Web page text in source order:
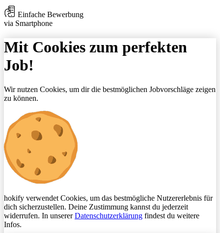
Einfache Bewerbung
via Smartphone
Mit Cookies zum perfekten
Job!
Wir nutzen Cookies, um dir die bestmöglichen Jobvorschläge zeigen
zu können.
hokify verwendet Cookies, um das bestmögliche Nutzererlebnis für
dich sicherzustellen. Deine Zustimmung kannst du jederzeit
widerrufen. In unsererDatenschutzerklärung findest du weitere
Infos.